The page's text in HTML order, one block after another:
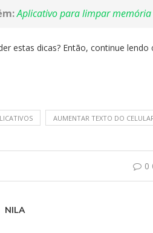
Aplicativo para limpar
estas dicas? Então, continue lendo
AUMENTAR TEXTO DO
0
NILA